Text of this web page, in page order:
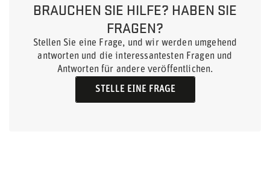
BRAUCHEN SIE HILFE? HABEN SIE
FRAGEN?
Stellen Sie eine Frage, und wir werden umgehend
antworten und die interessantesten Fragen und
Antworten für andere veröffentlichen.
STELLE EINE FRAGE